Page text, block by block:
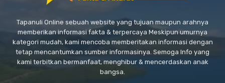
Tapanuli Online sebuah website yang tujuan maupun arahnya
memberikan informasi fakta & terpercaya Meskipun umurnya
kategori mudah, kami mencoba memberitakan informasi dengan
tetap mencantumkan sumber informasinya. Semoga Info yang
kami terbitkan bermanfaat, menghibur & mencerdaskan anak
bangsa.